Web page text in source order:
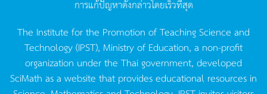
การแก้ปัญหาดังกล่าวโดยเร็วที่สุด
The Institute for the Promotion of Teaching Science and
Technology (IPST), Ministry of Education, a non-profit
organization under the Thai government, developed
SciMath as a website that provides educational resources in